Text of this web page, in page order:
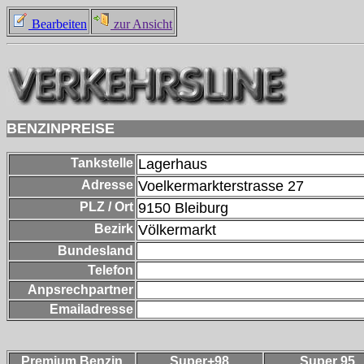
Bearbeiten zur Ansicht
BENZINPREISE
Tankstelle Lagerhaus
Adresse Voelkermarkterstrasse 27
PLZ / Ort 9150 Bleiburg
Bezirk Völkermarkt
Bundesland
Telefon
Anpsrechpartner
Emailadresse
Premium Benzin Super+98 Super 95